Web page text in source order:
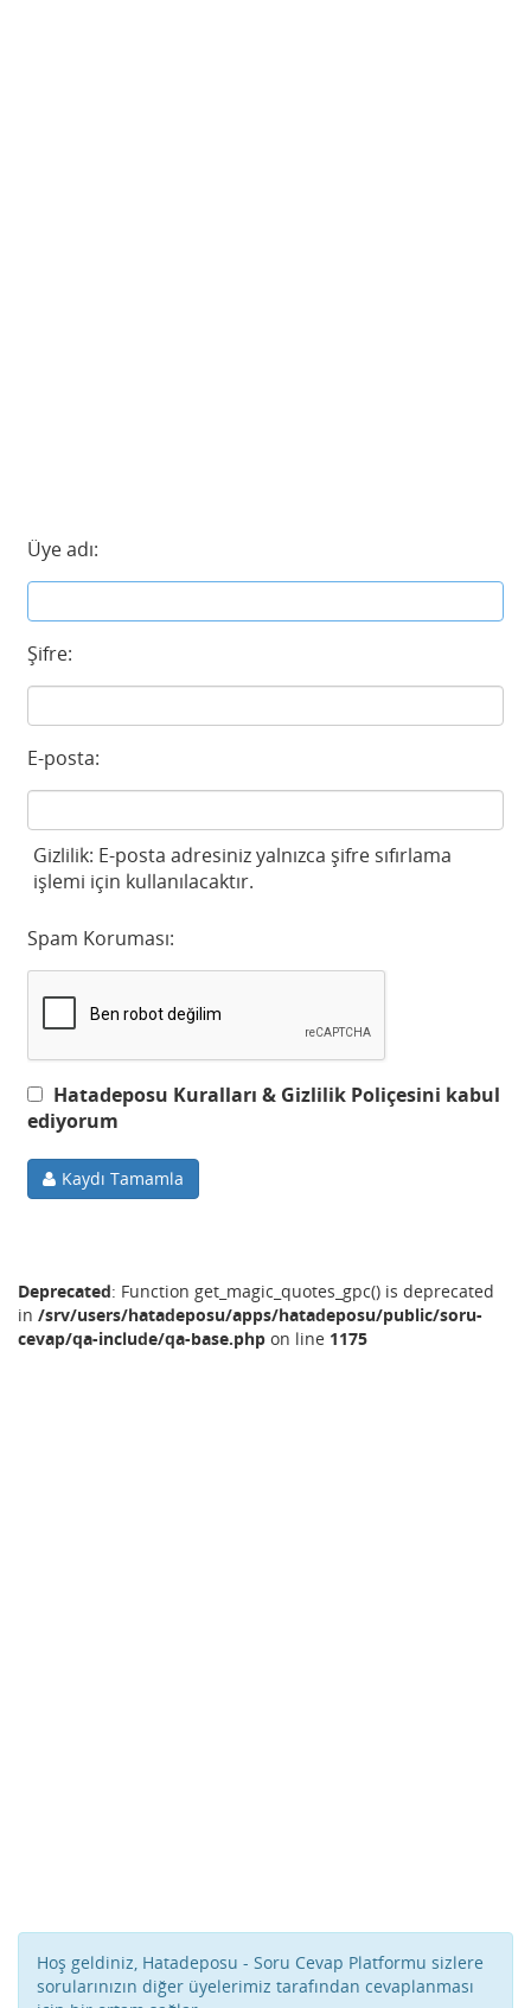
Üye adı:
Şifre:
E-posta:
Gizlilik: E-posta adresiniz yalnızca şifre sıfırlama
işlemi için kullanılacaktır.
Spam Koruması:
Hatadeposu Kuralları & Gizlilik Poliçesini kabul
ediyorum
Kaydı Tamamla
Deprecated: Function get_magic_quotes_gpc() is deprecated
in /srv/users/hatadeposu/apps/hatadeposu/public/soru-
cevap/qa-include/qa-base.php on line 1175
Hoş geldiniz, Hatadeposu - Soru Cevap Platformu sizlere
sorularınızın diğer üyelerimiz tarafından cevaplanması